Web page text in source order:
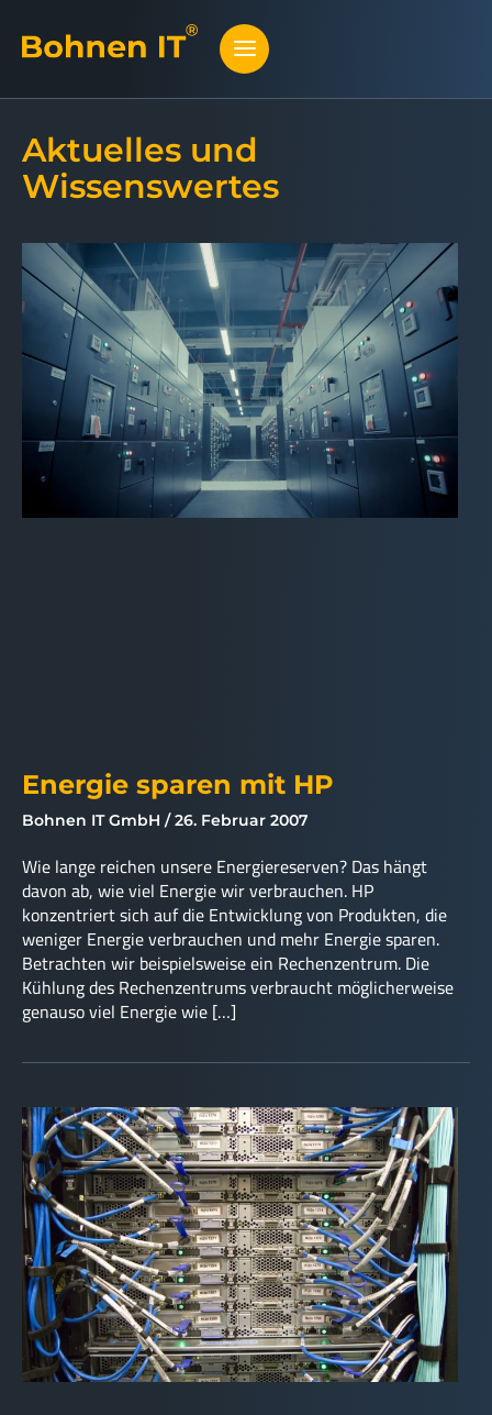
Aktuelles und
Wissenswertes
Energie sparen mit HP
Bohnen IT GmbH 26. Februar 2007
Wie lange reichen unsere Energiereserven? Das hängt
davon ab, wie viel Energie wir verbrauchen. HP
konzentriert sich auf die Entwicklung von Produkten, die
weniger Energie verbrauchen und mehr Energie sparen.
Betrachten wir beispielsweise ein Rechenzentrum. Die
Kühlung des Rechenzentrums verbraucht möglicherweise
genauso viel Energie wie […]